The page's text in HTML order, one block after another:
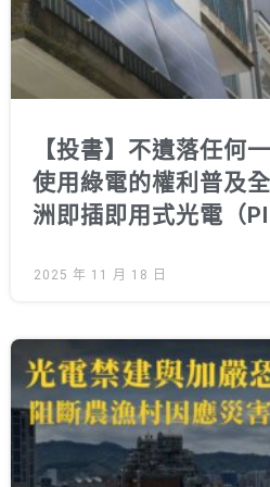
【投書】不遺落任何
使用綠電的權利普及
洲即插即用式光電（
2025 年 11 月 18 日